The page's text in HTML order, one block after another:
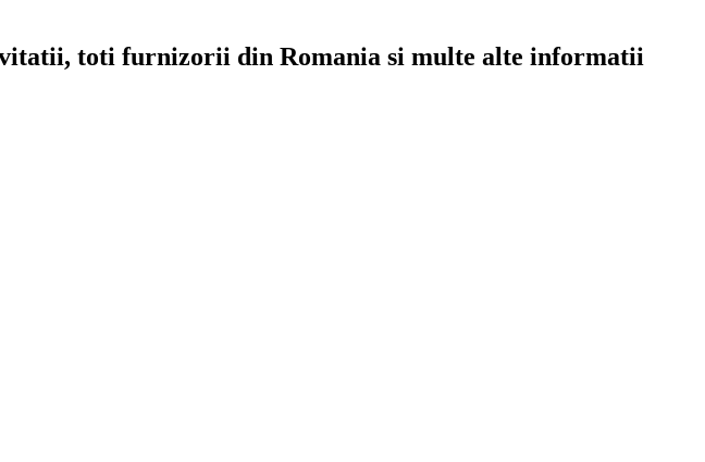
toti furnizorii din Romania si multe alte informatii